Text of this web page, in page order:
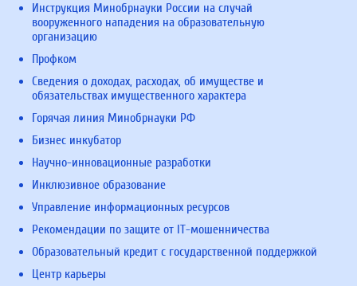
Инструкция Минобрнауки России на случай
вооруженного нападения на образовательную
организацию
Профком
Сведения о доходах, расходах, об имуществе и
обязательствах имущественного характера
Горячая линия Минобрнауки РФ
Бизнес инкубатор
Научно-инновационные разработки
Инклюзивное образование
Управление информационных ресурсов
Рекомендации по защите от IT-мошенничества
Образовательный кредит с государственной поддержкой
Центр карьеры